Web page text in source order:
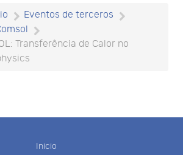
Eventos de terceros
Transferência de Calor no
Inicio